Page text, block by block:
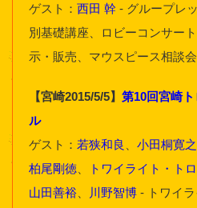
ゲスト： 西田 幹 - グループレ
別基礎講座、ロビーコンサー
示・販売、マウスピース相談
【宮崎2015/5/5】 第10回宮崎
ル
ゲスト： 若狭和良 小田桐寛之
柏尾剛徳
トワイライト・ト
山田善裕
川野智博 - トワイ